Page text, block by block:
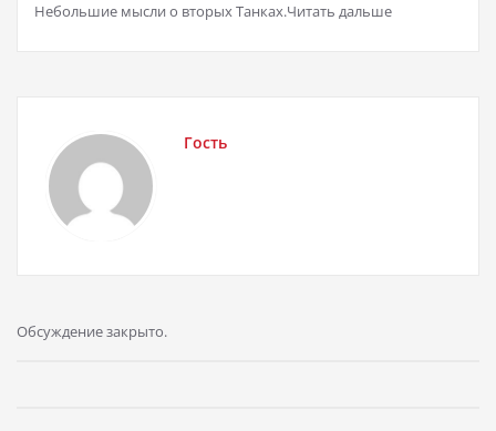
Небольшие мысли о вторых Танках.Читать дальше
Гость
Обсуждение закрыто.